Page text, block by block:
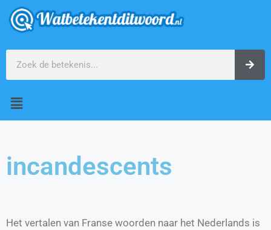
incandescents
Het vertalen van Franse woorden naar het Nederlands is